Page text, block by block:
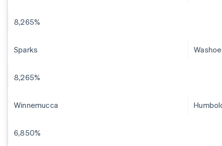
8,265%
Sparks Washoe
8,265%
Winnemucca
6,850%